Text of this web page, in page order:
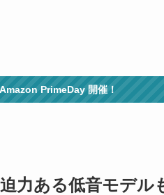
PrimeDay 開催！
力ある低音モデル